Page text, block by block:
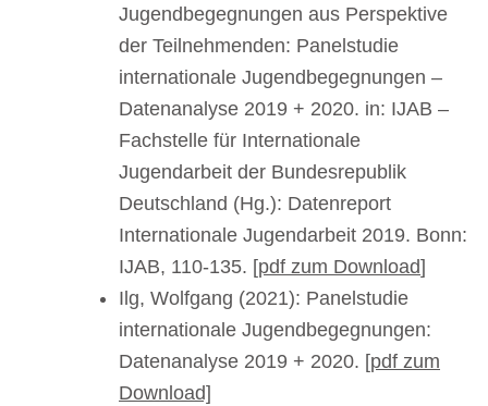
Jugendbegegnungen aus Perspektive
der Teilnehmenden: Panelstudie
internationale Jugendbegegnungen –
Datenanalyse 2019 + 2020. in: IJAB –
Fachstelle für Internationale
Jugendarbeit der Bundesrepublik
Deutschland (Hg.): Datenreport
Internationale Jugendarbeit 2019. Bonn:
IJAB, 110-135. [pdf zum Download]
Ilg, Wolfgang (2021): Panelstudie
internationale Jugendbegegnungen:
Datenanalyse 2019 + 2020. [pdf zum
Download]